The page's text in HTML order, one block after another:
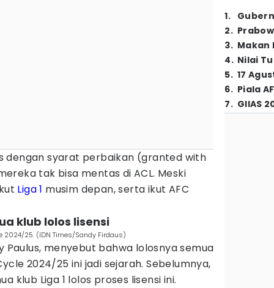
dengan syarat perbaikan (granted with
tak bisa mentas di ACL. Meski
Liga 1 musim depan, serta ikut AFC
klub lolos lisensi
2024/25. (IDN Times/Sandy Firdaus)
Paulus, menyebut bahwa lolosnya semua
2024/25 ini jadi sejarah. Sebelumnya,
klub Liga 1 lolos proses lisensi ini.
1.
2.
3. Makan
4. Nilai
5. 17
6. Piala
7. GIIAS